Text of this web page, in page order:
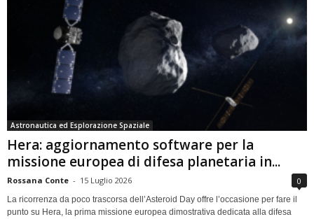
Astronautica ed Esplorazione Spaziale
Hera: aggiornamento software per la
missione europea di difesa planetaria in...
Rossana Conte - 15 Luglio 2026 0
La ricorrenza da poco trascorsa dell’Asteroid Day offre l’occasione per fare il
punto su Hera, la prima missione europea dimostrativa dedicata alla difesa